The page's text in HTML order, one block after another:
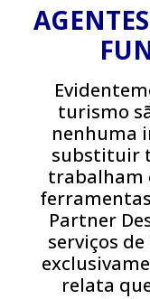
turismo
nenhuma
substituir
trabalham
Partner
serviços
relata